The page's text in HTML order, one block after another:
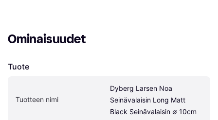
Ominaisuudet
Tuote
Tuotteen nimi
Dyberg Larsen Noa
Seinävalaisin Long Matt
Black Seinävalaisin ∅ 10cm